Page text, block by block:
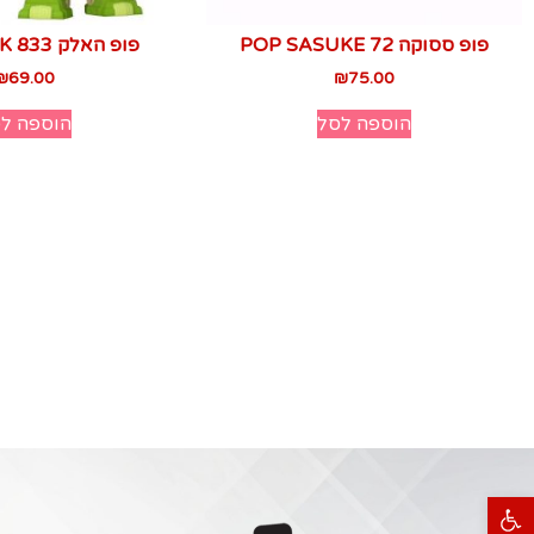
פתח סרגל נגישות
פופ ססוקה 72 POP SASUKE
₪75.00
הוספה לסל
פופ האלק 833 POP HULK
69.00
הוספה